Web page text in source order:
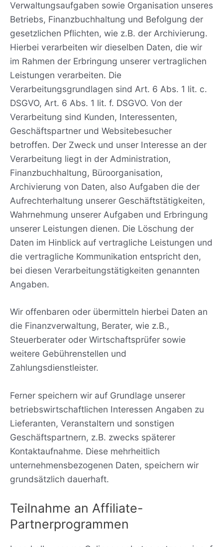
Verwaltungsaufgaben sowie Organisation unseres
Betriebs, Finanzbuchhaltung und Befolgung der
gesetzlichen Pflichten, wie z.B. der Archivierung.
Hierbei verarbeiten wir dieselben Daten, die wir
im Rahmen der Erbringung unserer vertraglichen
Leistungen verarbeiten. Die
Verarbeitungsgrundlagen sind Art. 6 Abs. 1 lit. c.
DSGVO, Art. 6 Abs. 1 lit. f. DSGVO. Von der
Verarbeitung sind Kunden, Interessenten,
Geschäftspartner und Websitebesucher
betroffen. Der Zweck und unser Interesse an der
Verarbeitung liegt in der Administration,
Finanzbuchhaltung, Büroorganisation,
Archivierung von Daten, also Aufgaben die der
Aufrechterhaltung unserer Geschäftstätigkeiten,
Wahrnehmung unserer Aufgaben und Erbringung
unserer Leistungen dienen. Die Löschung der
Daten im Hinblick auf vertragliche Leistungen und
die vertragliche Kommunikation entspricht den,
bei diesen Verarbeitungstätigkeiten genannten
Angaben.
Wir offenbaren oder übermitteln hierbei Daten an
die Finanzverwaltung, Berater, wie z.B.,
Steuerberater oder Wirtschaftsprüfer sowie
weitere Gebührenstellen und
Zahlungsdienstleister.
Ferner speichern wir auf Grundlage unserer
betriebswirtschaftlichen Interessen Angaben zu
Lieferanten, Veranstaltern und sonstigen
Geschäftspartnern, z.B. zwecks späterer
Kontaktaufnahme. Diese mehrheitlich
unternehmensbezogenen Daten, speichern wir
grundsätzlich dauerhaft.
Teilnahme an Affiliate-
Partnerprogrammen